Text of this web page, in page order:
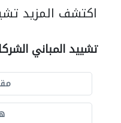
اكتشف المزيد
تشييد المباني